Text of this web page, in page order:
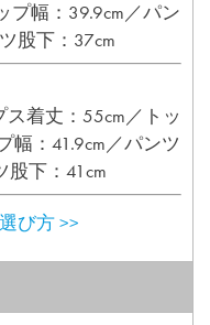
プ幅：39.9cm／パン
股下：37cm
ス着丈：55cm／トッ
幅：41.9cm／パンツ
股下：41cm
び方 >>